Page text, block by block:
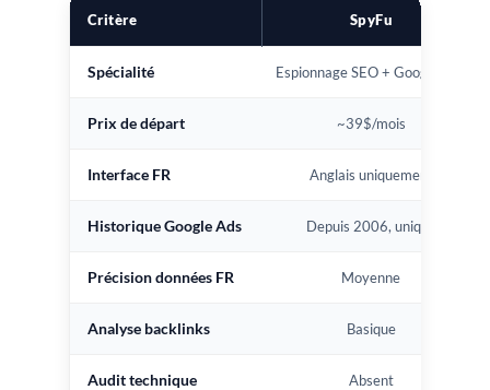
Critère SpyFu
Spécialité Espionnage SEO + Google Ads
Prix de départ ~39$/mois
Interface FR Anglais uniquement
Historique Google Ads Depuis 2006, unique
Précision données FR Moyenne
Analyse backlinks Basique
Audit technique Absent